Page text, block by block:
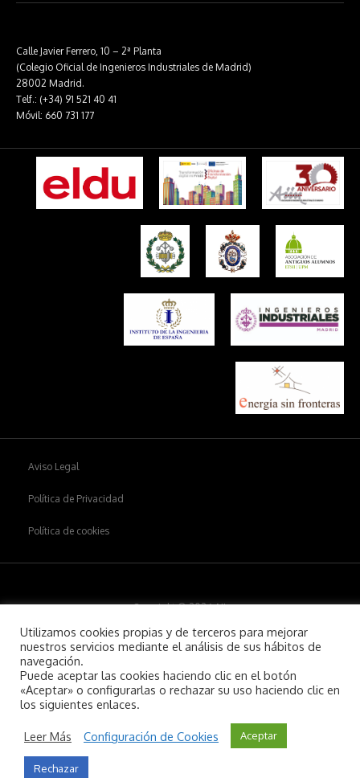
Calle Javier Ferrero, 10 – 2ª Planta
(Colegio Oficial de Ingenieros Industriales de Madrid)
28002 Madrid.
Telf.: (+34) 91 521 40 41
Móvil: 660 731 177
Aviso Legal
Política de Privacidad
Política de cookies
Copyright © 2026Aiim.
Utilizamos cookies propias y de terceros para mejorar
nuestros servicios mediante el análisis de sus hábitos de
navegación.
Puede aceptar las cookies haciendo clic en el botón
«Aceptar» o configurarlas o rechazar su uso haciendo clic en
los siguientes enlaces.
Leer Más Configuración de Cookies Aceptar
Rechazar